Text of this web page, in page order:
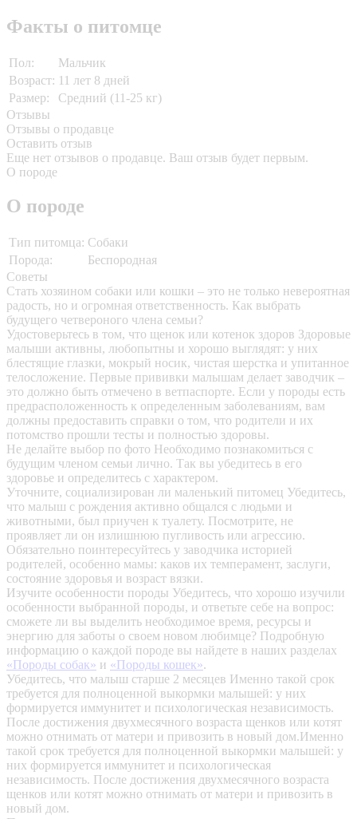
Факты о питомце
Пол:
Мальчик
Возраст: 11 лет 8 дней
Размер:
Средний (11-25 кг)
Отзывы
Отзывы о продавце
Оставить отзыв
Еще нет отзывов о продавце. Ваш отзыв будет первым.
О породе
О породе
Тип питомца: Собаки
Порода:
Беспородная
Советы
Стать хозяином собаки или кошки – это не только невероятная
радость, но и огромная ответственность. Как выбрать
будущего четвероного члена семьи?
Удостоверьтесь в том, что щенок или котенок здоров Здоровые
малыши активны, любопытны и хорошо выглядят: у них
блестящие глазки, мокрый носик, чистая шерстка и упитанное
телосложение. Первые прививки малышам делает заводчик –
это должно быть отмечено в ветпаспорте. Если у породы есть
предрасположенность к определенным заболеваниям, вам
должны предоставить справки о том, что родители и их
потомство прошли тесты и полностью здоровы.
Не делайте выбор по фото Необходимо познакомиться с
будущим членом семьи лично. Так вы убедитесь в его
здоровье и определитесь с характером.
Уточните, социализирован ли маленький питомец Убедитесь,
что малыш с рождения активно общался с людьми и
животными, был приучен к туалету. Посмотрите, не
проявляет ли он излишнюю пугливость или агрессию.
Обязательно поинтересуйтесь у заводчика историей
родителей, особенно мамы: каков их темперамент, заслуги,
состояние здоровья и возраст вязки.
Изучите особенности породы Убедитесь, что хорошо изучили
особенности выбранной породы, и ответьте себе на вопрос:
сможете ли вы выделить необходимое время, ресурсы и
энергию для заботы о своем новом любимце? Подробную
информацию о каждой породе вы найдете в наших разделах
«Породы собак» и «Породы кошек».
Убедитесь, что малыш старше 2 месяцев Именно такой срок
требуется для полноценной выкормки малышей: у них
формируется иммунитет и психологическая независимость.
После достижения двухмесячного возраста щенков или котят
можно отнимать от матери и привозить в новый дом.Именно
такой срок требуется для полноценной выкормки малышей: у
них формируется иммунитет и психологическая
независимость. После достижения двухмесячного возраста
щенков или котят можно отнимать от матери и привозить в
новый дом.